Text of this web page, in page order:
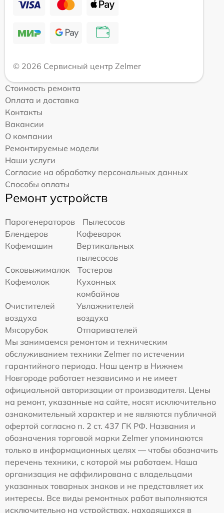
© 2026 Сервисный центр Zelmer
Стоимость ремонта
Оплата и доставка
Контакты
Вакансии
О компании
Ремонтируемые модели
Наши услуги
Согласие на обработку персональных данных
Способы оплаты
Ремонт устройств
Парогенераторов
Пылесосов
Блендеров
Кофеварок
Кофемашин
Вертикальных
пылесосов
Соковыжималок
Тостеров
Кофемолок
Кухонных
комбайнов
Очистителей
воздуха
Увлажнителей
воздуха
Мясорубок
Отпаривателей
Мы занимаемся ремонтом и техническим
обслуживанием техники Zelmer по истечении
гарантийного периода. Наш центр в Нижнем
Новгороде работает независимо и не имеет
официальной авторизации от производителя. Цены
на ремонт, указанные на сайте, носят исключительно
ознакомительный характер и не являются публичной
офертой согласно п. 2 ст. 437 ГК РФ. Названия и
обозначения торговой марки Zelmer упоминаются
только в информационных целях — чтобы обозначить
перечень техники, с которой мы работаем. Наша
организация не аффилирована с владельцами
указанных товарных знаков и не представляет их
интересы. Все виды ремонтных работ выполняются
исключительно на устройствах, находящихся в